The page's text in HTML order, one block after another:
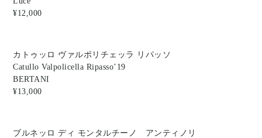
¥12,000
カトゥッロ ヴァルポリチェッラ リパッソ
Catullo Valpolicella Ripasso’19
BERTANI
¥13,000
ブルネッロ ディ モンタルチーノ アンティノリ